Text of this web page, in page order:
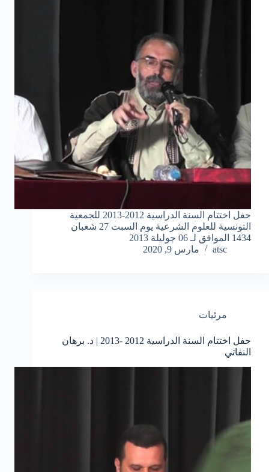
حفل اختتام السنة الدراسية 2012-2013 للجمعية
التونسية للعلوم الشرعية يوم السبت 27 شعبان
1434 الموافق لـ 06 جوليلة 2013
atsc
مارس 9, 2020
مرئيات
حفل اختتام السنة الدراسية 2012 -2013 | د. برهان
النفاتي